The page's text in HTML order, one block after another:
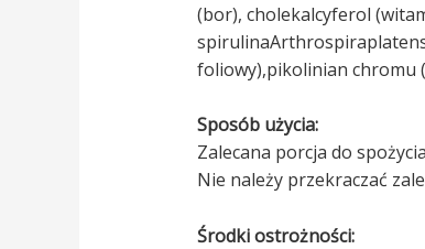
(bor), cholekalcyferol
foliowy),pikolinian chromu
Sposób użycia:
Zalecana porcja do
Nie należy przekraczać
Środki ostrożności: